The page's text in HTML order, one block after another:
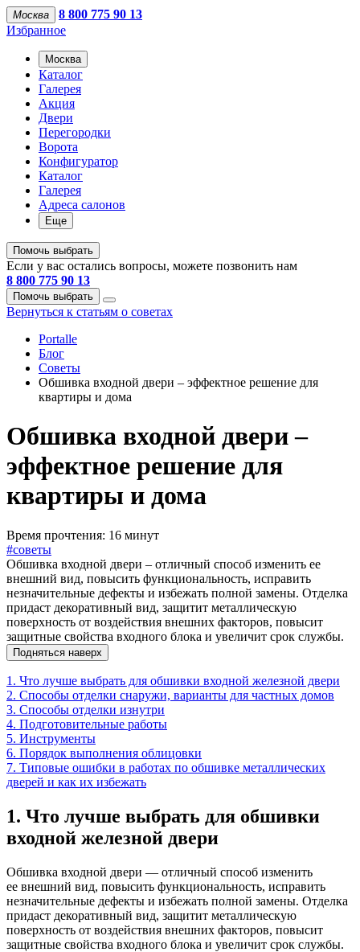
Москва
8 800 775 90 13
Избранное
Москва
Каталог
Галерея
Акция
Двери
Перегородки
Ворота
Конфигуратор
Каталог
Галерея
Адреса салонов
Еще
Помочь выбрать
Если у вас остались вопросы, можете позвонить нам
8 800 775 90 13
Помочь выбрать
Вернуться к статьям о советах
Portalle
Блог
Советы
Обшивка входной двери – эффектное решение для
квартиры и дома
Обшивка входной двери –
эффектное решение для
квартиры и дома
Время прочтения: 16 минут
#советы
Обшивка входной двери – отличный способ изменить ее
внешний вид, повысить функциональность, исправить
незначительные дефекты и избежать полной замены. Отделка
придаст декоративный вид, защитит металлическую
поверхность от воздействия внешних факторов, повысит
защитные свойства входного блока и увеличит срок службы.
Подняться наверх
1. Что лучше выбрать для обшивки входной железной двери
2. Способы отделки снаружи, варианты для частных домов
3. Способы отделки изнутри
4. Подготовительные работы
5. Инструменты
6. Порядок выполнения облицовки
7. Типовые ошибки в работах по обшивке металлических
дверей и как их избежать
1. Что лучше выбрать для обшивки
входной железной двери
Обшивка входной двери — отличный способ изменить
ее внешний вид, повысить функциональность, исправить
незначительные дефекты и избежать полной замены. Отделка
придаст декоративный вид, защитит металлическую
поверхность от воздействия внешних факторов, повысит
защитные свойства входного блока и увеличит срок службы.